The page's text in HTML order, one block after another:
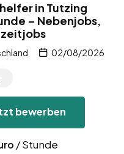
in Tutzing
– Nebenjobs,
02/08/2026
bewerben
/ Stunde